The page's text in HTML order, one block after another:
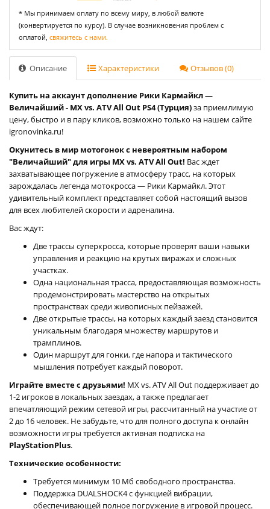
* Мы принимаем оплату по всему миру, в любой валюте
(конвертируется по курсу). В случае возникновения проблем с
оплатой, свяжитесь с нами.
Описание Характеристики Отзывов (0)
Купить на аккаунт дополнение Рики Кармайкл —
Величайший - MX vs. ATV All Out PS4 (Турция)за приемлимую
цену, быстро и в пару кликов, возможно только на нашем сайте
igronovinka.ru!
Окунитесь в мир мотогонок с невероятным набором
"Величайший" для игры MX vs. ATV All Out! Вас ждет
захватывающее погружение в атмосферу трасс, на которых
зарождалась легенда мотокросса — Рики Кармайкл. Этот
удивительный комплект представляет собой настоящий вызов
для всех любителей скорости и адреналина.
Вас ждут:
Две трассы суперкросса, которые проверят ваши навыки
управления и реакцию на крутых виражах и сложных
участках.
Одна национальная трасса, предоставляющая возможность
продемонстрировать мастерство на открытых
пространствах среди живописных пейзажей.
Две открытые трассы, на которых каждый заезд становится
уникальным благодаря множеству маршрутов и
трамплинов.
Один маршрут для гонки, где напора и тактического
мышления потребует каждый поворот.
Играйте вместе с друзьями! MX vs. ATV All Out поддерживает до
1-2 игроков в локальных заездах, а также предлагает
впечатляющий режим сетевой игры, рассчитанный на участие от
2 до 16 человек. Не забудьте, что для полного доступа к онлайн
возможности игры требуется активная подписка на
PlayStationPlus.
Технические особенности:
Требуется минимум 10 Мб свободного пространства.
Поддержка DUALSHOCK4 с функцией вибрации,
обеспечивающей полное погружение в игровой процесс.